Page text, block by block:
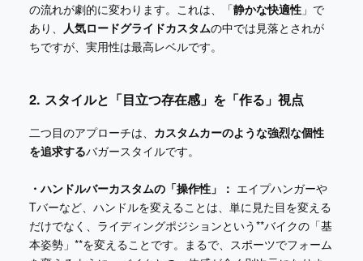
の流れが劇的に変わります。これは、「静かな快適性 」で
あり、 人気ロードグライドカスタムの中では見落とされが
ちですが、実用性は最高レベルです。
2. スタイルと「目立つ存在感」を「作る」視点
二つ目のアプローチは、 カスタムカーのような強烈な個性
を追求するバガースタイルです。
・ハンドルバーカスタムの「操作性」： エイプハンガーや
Tバーなど、ハンドルを変えることは、単に見た目を変える
だけでなく、ライディングポジションという**バイクの「基
本姿勢」**を変えることです。まるで、スポーツでフォーム